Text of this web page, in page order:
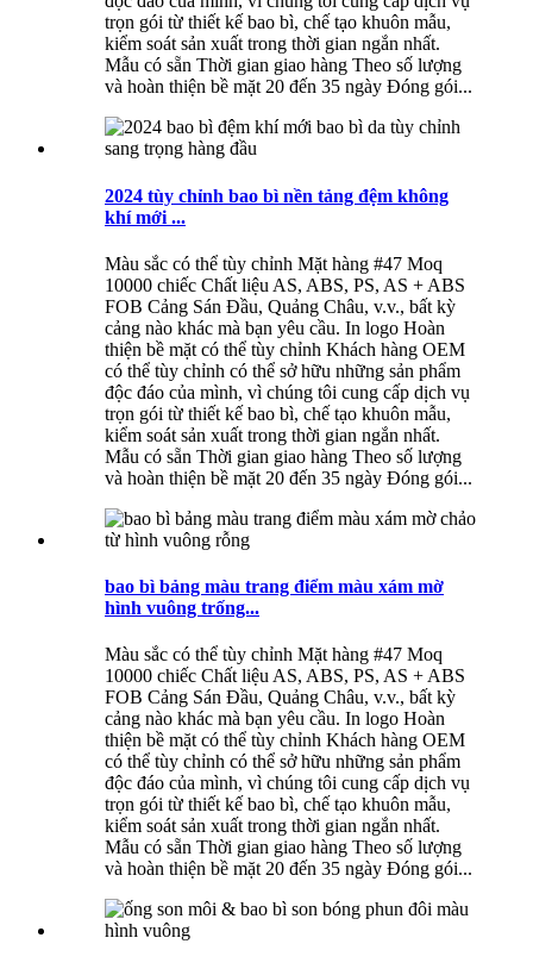
trọn gói từ thiết kế bao bì, chế tạo khuôn mẫu,
kiểm soát sản xuất trong thời gian ngắn nhất.
Mẫu có sẵn Thời gian giao hàng Theo số lượng
và hoàn thiện bề mặt 20 đến 35 ngày Đóng gói...
2024 tùy chỉnh bao bì nền tảng đệm không
khí mới ...
Màu sắc có thể tùy chỉnh Mặt hàng #47 Moq
10000 chiếc Chất liệu AS, ABS, PS, AS + ABS
FOB Cảng Sán Đầu, Quảng Châu, v.v., bất kỳ
cảng nào khác mà bạn yêu cầu. In logo Hoàn
thiện bề mặt có thể tùy chỉnh Khách hàng OEM
có thể tùy chỉnh có thể sở hữu những sản phẩm
độc đáo của mình, vì chúng tôi cung cấp dịch vụ
trọn gói từ thiết kế bao bì, chế tạo khuôn mẫu,
kiểm soát sản xuất trong thời gian ngắn nhất.
Mẫu có sẵn Thời gian giao hàng Theo số lượng
và hoàn thiện bề mặt 20 đến 35 ngày Đóng gói...
bao bì bảng màu trang điểm màu xám mờ
hình vuông trống...
Màu sắc có thể tùy chỉnh Mặt hàng #47 Moq
10000 chiếc Chất liệu AS, ABS, PS, AS + ABS
FOB Cảng Sán Đầu, Quảng Châu, v.v., bất kỳ
cảng nào khác mà bạn yêu cầu. In logo Hoàn
thiện bề mặt có thể tùy chỉnh Khách hàng OEM
có thể tùy chỉnh có thể sở hữu những sản phẩm
độc đáo của mình, vì chúng tôi cung cấp dịch vụ
trọn gói từ thiết kế bao bì, chế tạo khuôn mẫu,
kiểm soát sản xuất trong thời gian ngắn nhất.
Mẫu có sẵn Thời gian giao hàng Theo số lượng
và hoàn thiện bề mặt 20 đến 35 ngày Đóng gói...